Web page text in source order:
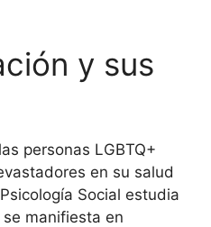
y sus
personas LGBTQ+
en su salud
Social estudia
manifiesta en